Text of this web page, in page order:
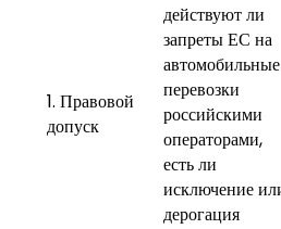
1. Правовой
допуск
действуют ли
запреты ЕС на
автомобильные
перевозки
российскими
операторами,
есть ли
исключение
дерогация